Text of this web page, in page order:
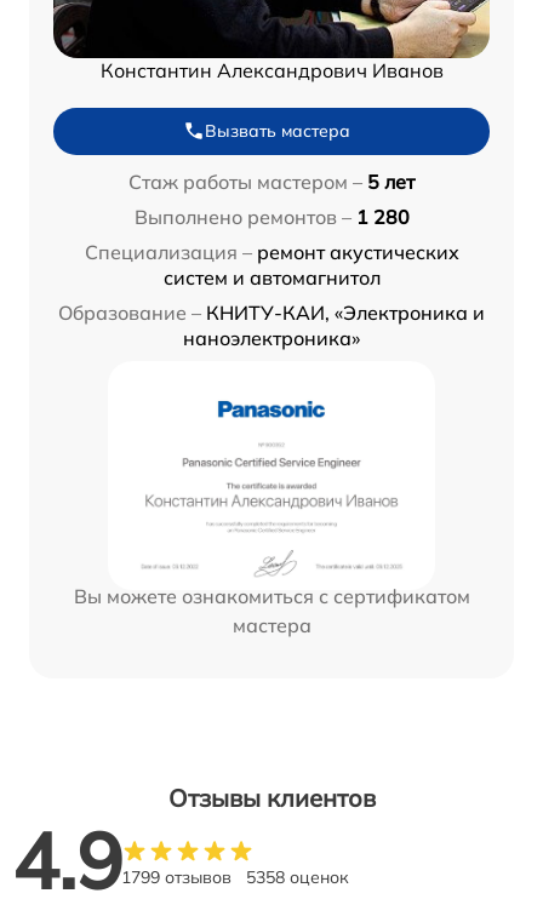
Константин Александрович Иванов
Вызвать мастера
Стаж работы мастером – 5 лет
Выполнено ремонтов – 1 280
Специализация – ремонт акустических
систем и автомагнитол
Образование – КНИТУ-КАИ, «Электроника и
наноэлектроника»
Вы можете ознакомиться с сертификатом
мастера
Отзывы клиентов
4.91799 отзывов 5358 оценок